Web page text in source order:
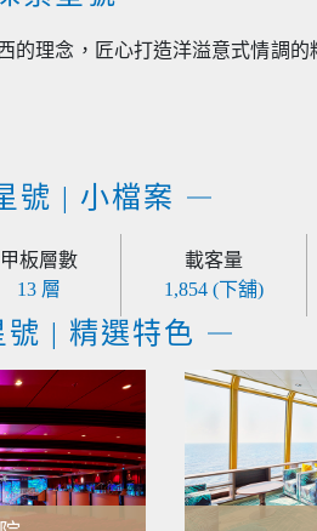
理念，匠心打造洋溢意式情調
號 | 小檔案
甲板層數
13 層
載客量
1,854 (下舖)
| 精選特色